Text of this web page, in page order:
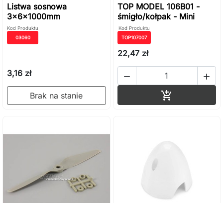
Listwa sosnowa
3x6x1000mm
Kod Produktu
03060
3,16 zł
Brak na stanie
TOP MODEL 106B01 -
śmigło/kołpak - Mini
Kod Produktu
TOP107007
22,47 zł
 
